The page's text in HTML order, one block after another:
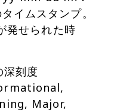
イムスタンプ。
発せられた時
深刻​​度
Major,